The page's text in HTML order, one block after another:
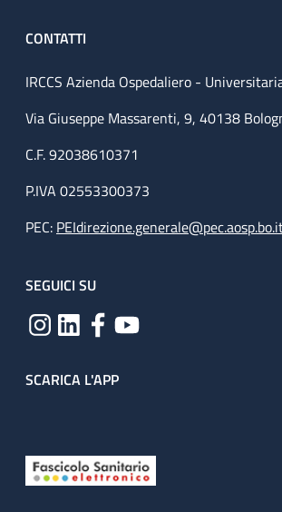
CONTATTI
IRCCS Azienda Ospedaliero -
Via Giuseppe Massarenti, 9, 40138
C.F. 92038610371
P.IVA 02553300373
PEC:
SEGUICI SU
SCARICA L'APP